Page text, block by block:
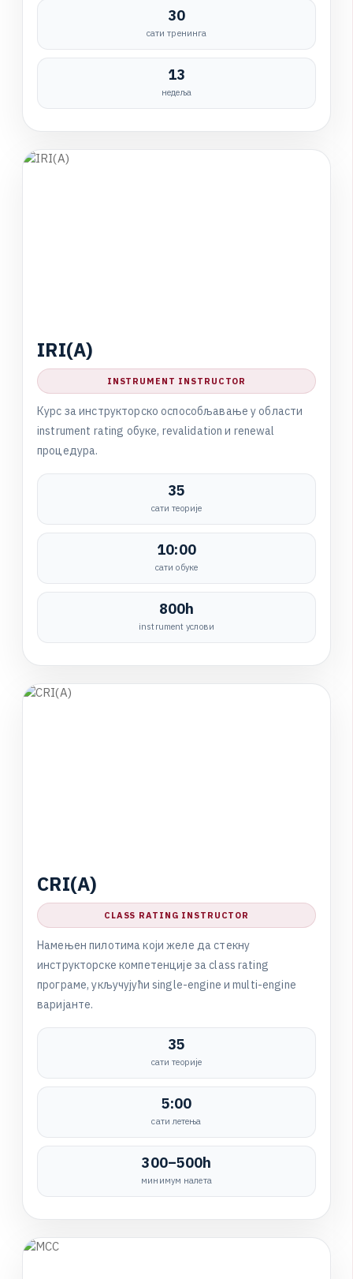
30
сати тренинга
13
недеља
IRI(A)
INSTRUMENT INSTRUCTOR
Курс заинструкторско оспособљавање у области
instrument rating обуке, revalidation и renewal
процедура.
35
сати теорије
10:00
сати обуке
800h
instrument услови
CRI(A)
CLASS RATING INSTRUCTOR
Намeњен пилотимакоји желе да стекну
инструкторске компетенције за class rating
програме, укључујући single-engine и multi-engine
варијанте.
35
сати теорије
5:00
сати летења
300–500h
минимум налета